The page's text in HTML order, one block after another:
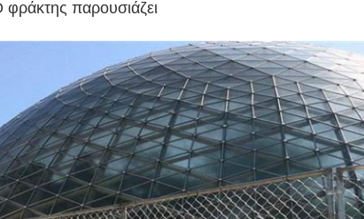
φράκτης παρουσιάζει